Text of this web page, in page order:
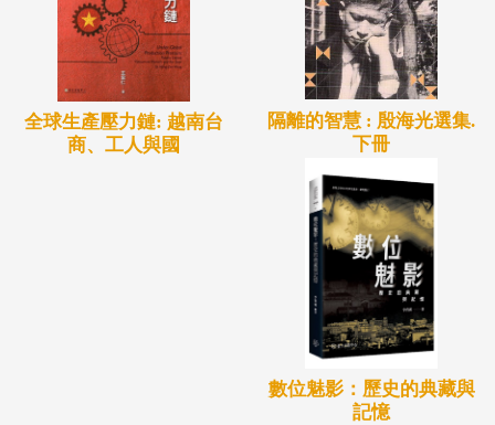
全球生產壓力鏈: 越南台
商、工人與國
隔離的智慧 : 殷海光選集.
下冊
數位魅影：歷史的典藏與
記憶